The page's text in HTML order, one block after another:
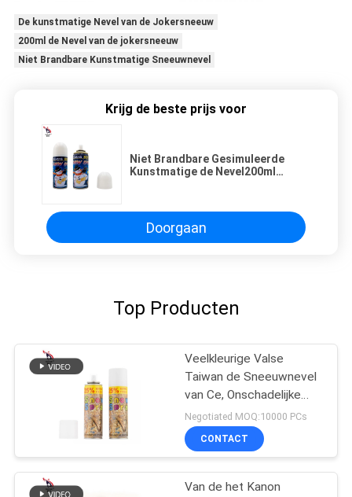
De kunstmatige Nevel van de Jokersneeuw
200ml de Nevel van de jokersneeuw
Niet Brandbare Kunstmatige Sneeuwnevel
Krijg de beste prijs voor
Niet Brandbare Gesimuleerde
Kunstmatige de Nevel200ml
Doorgaan
Top Producten
Veelkleurige Valse
Taiwan de Sneeuwnevel
van Ce, Onschadelijke
Sneeuwnevel voor
Huwelijk
Negotiated MOQ:10000 PCs
CONTACT
Van de het Kanon